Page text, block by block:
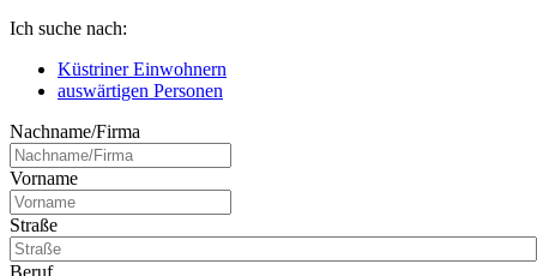
Ich suche nach:
Küstriner Einwohnern
auswärtigen Personen
Nachname/Firma
Vorname
Straße